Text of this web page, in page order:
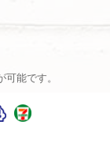
能です。